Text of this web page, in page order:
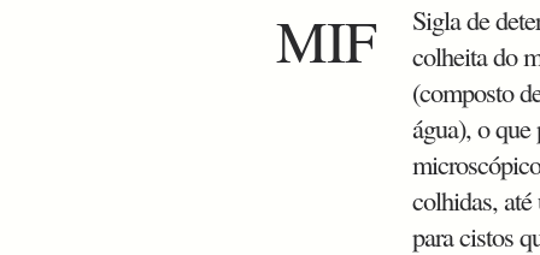
MIF
Sigla de
colheita do
(composto
água), o
colhidas,
para cistos